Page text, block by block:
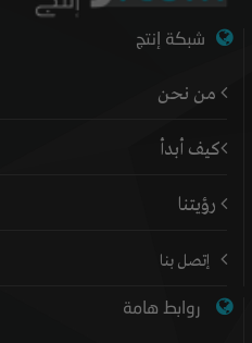
شبكة إنتج
من نحن
كيف أبدأ
رؤيتنا
إتصل بنا
روابط هامة